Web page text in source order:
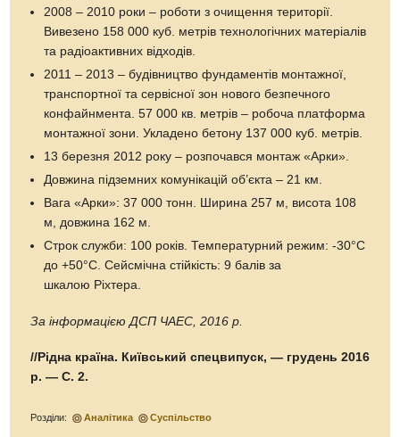
2008 – 2010 роки – роботи з очищення території.
Вивезено 158 000 куб. метрів технологічних матеріалів
та радіоактивних відходів.
2011 – 2013 – будівництво фундаментів монтажної,
транспортної та сервісної зон нового безпечного
конфайнмента. 57 000 кв. метрів – робоча платформа
монтажної зони. Укладено бетону 137 000 куб. метрів.
13 березня 2012 року – розпочався монтаж «Арки».
Довжина підземних комунікацій об’єкта – 21 км.
Вага «Арки»: 37 000 тонн. Ширина 257 м, висота 108
м, довжина 162 м.
Строк служби: 100 років. Температурний режим: -30°С
до +50°С. Сейсмічна стійкість: 9 балів за
шкалою Ріхтера.
За інформацією ДСП ЧАЕС, 2016 р.
//Рідна країна. Київський спецвипуск, — грудень 2016
р. — С. 2.
Розділи: Аналітика Суспільство